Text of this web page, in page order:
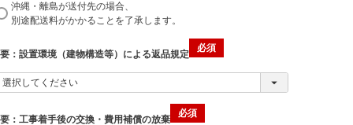
沖縄・離島が送付先の場合、
別途配送料がかかることを了承します。
：設置環境（建物構造等）による返品規定
：工事着手後の交換・費用補償の放棄